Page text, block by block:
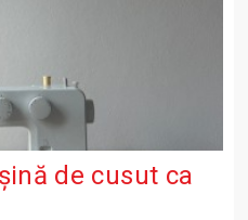
de cusut ca